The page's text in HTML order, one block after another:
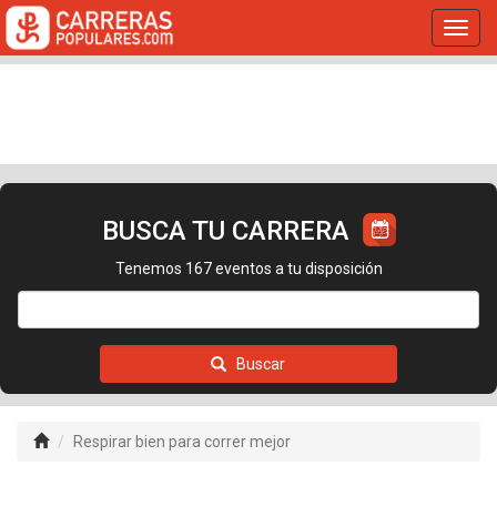
BUSCA TU CARRERA
Tenemos 167 eventos a tu disposición
Buscar
Respirar bien para correr mejor